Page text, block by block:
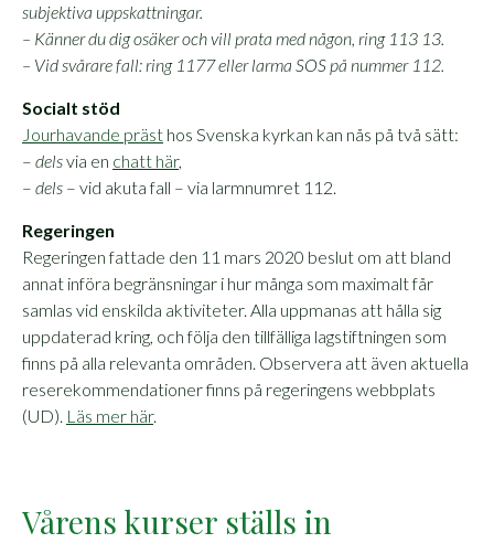
subjektiva uppskattningar.
– Känner du dig osäker och vill prata med någon, ring 113 13.
– Vid svårare fall: ring 1177 eller larma SOS på nummer 112.
Socialt stöd
Jourhavande präst hos Svenska kyrkan kan nås på två sätt:
– delsvia en chatt här,
– dels – vid akuta fall – via larmnumret 112.
Regeringen
Regeringen fattade den 11 mars 2020 beslut om att bland
annat införa begränsningar i hur många som maximalt får
samlas vid enskilda aktiviteter. Alla uppmanas att hålla sig
uppdaterad kring, och följa den tillfälliga lagstiftningen som
finns på alla relevanta områden. Observera att även aktuella
reserekommendationer finns på regeringens webbplats
(UD). Läs mer här.
Vårens kurser ställs in